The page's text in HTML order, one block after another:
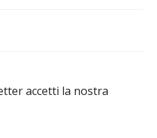
accetti la nostra